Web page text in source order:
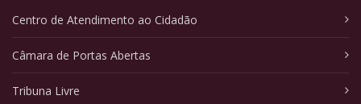
Centro de Atendimento ao Cidadão
Câmara de Portas Abertas
Tribuna Livre